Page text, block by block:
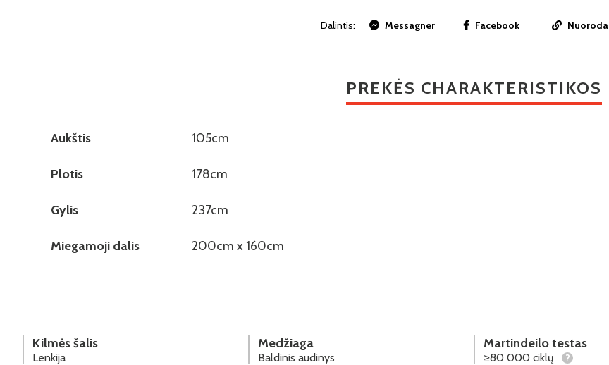
Dalintis: Messagner Facebook Nuoroda
PREKĖS CHARAKTERISTIKOS
Aukštis 105cm
Plotis 178cm
Gylis 237cm
Miegamoji dalis 200cm x 160cm
Kilmės šalis
Lenkija
Medžiaga
Baldinis audinys
Martindeilo testas
≥80 000 ciklų ?